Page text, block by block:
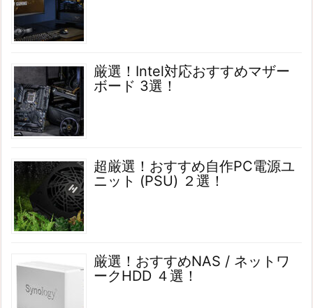
厳選！Intel対応おすすめマザー
ボード 3選！
超厳選！おすすめ自作PC電源ユ
ニット (PSU) ２選！
厳選！おすすめNAS / ネットワ
ークHDD ４選！